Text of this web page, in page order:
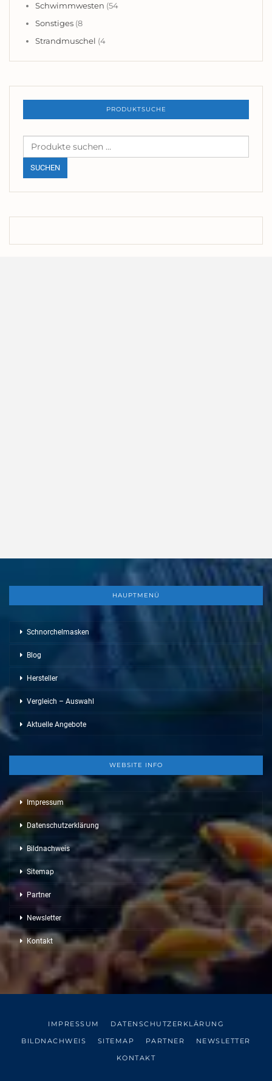
Schwimmwesten (54
Sonstiges (8
Strandmuschel (4
PRODUKTSUCHE
Suchen
nach:
SUCHEN
HAUPTMENÜ
Schnorchelmasken
Blog
Hersteller
Vergleich – Auswahl
Aktuelle Angebote
WEBSITE INFO
Impressum
Datenschutzerklärung
Bildnachweis
Sitemap
Partner
Newsletter
Kontakt
IMPRESSUM
DATENSCHUTZERKLÄRUNG
BILDNACHWEIS
SITEMAP PARTNER
NEWSLETTER
KONTAKT